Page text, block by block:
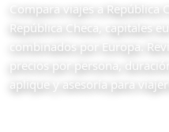
Compara viajes a República
República Checa, capitales
combinados por Europa.
precios por persona,
aplique y asesoría para